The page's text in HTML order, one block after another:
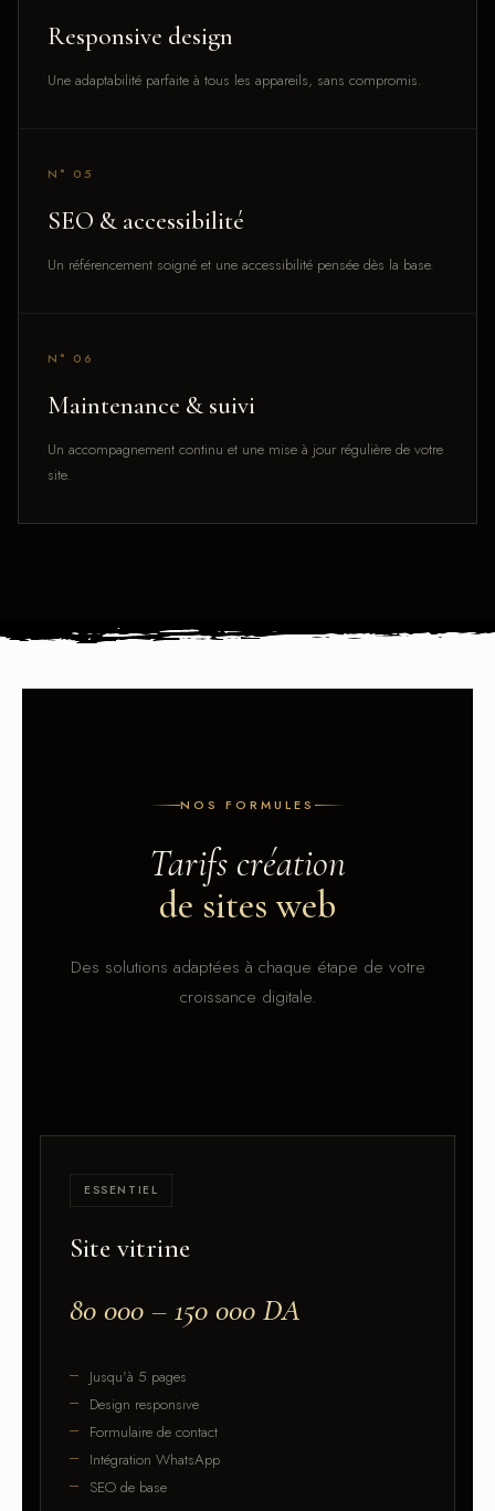
Responsive design
Une adaptabilité parfaite à tous les appareils, sans compromis.
N° 05
SEO & accessibilité
Un référencement soigné et une accessibilité pensée dès la base.
N° 06
Maintenance & suivi
Un accompagnement continu et une mise à jour régulière de votre
site.
NOS FORMULES
Tarifs création
de sites web
Des solutions adaptées à chaque étape de votre
croissance digitale.
ESSENTIEL
Site vitrine
80 000 – 150 000 DA
Jusqu'à 5 pages
Design responsive
Formulaire de contact
Intégration WhatsApp
SEO de base